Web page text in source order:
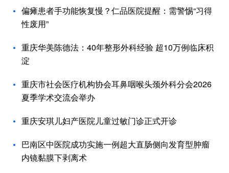
偏瘫患者手功能恢复慢？仁品医院提醒：需警惕“习得
性废用”
重庆华美陈德法：40年整形外科经验 超10万例临床积
淀
重庆市社会医疗机构协会耳鼻咽喉头颈外科分会2026
夏季学术交流会举办
重庆安琪儿妇产医院儿童过敏门诊正式开诊
巴南区中医院成功实施一例超大直肠侧向发育型肿瘤
内镜黏膜下剥离术